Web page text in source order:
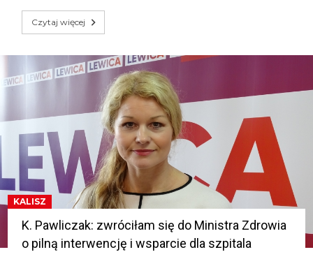
Czytaj więcej
KALISZ
K. Pawliczak: zwróciłam się do Ministra Zdrowia
o pilną interwencję i wsparcie dla szpitala